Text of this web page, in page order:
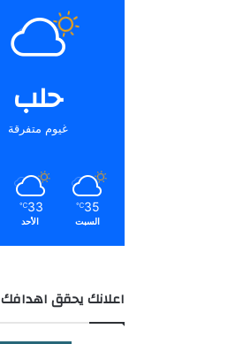
حلب
غيوم متفرقة
35
℃
السبت
33
℃
الأحد
اعلانك يحقق اهدافك